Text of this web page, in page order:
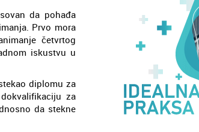
da pohađa
Prvo mora
četvrtog
iskustvu u
diplomu za
za
da stekne